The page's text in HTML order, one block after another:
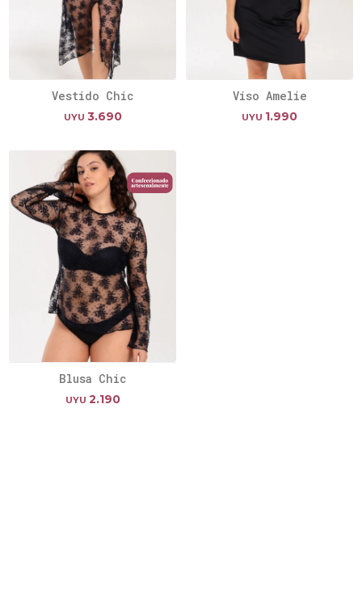
Vestido Chic
UYU 3.690
Viso Amelie
UYU 1.990
Blusa Chic
UYU 2.190